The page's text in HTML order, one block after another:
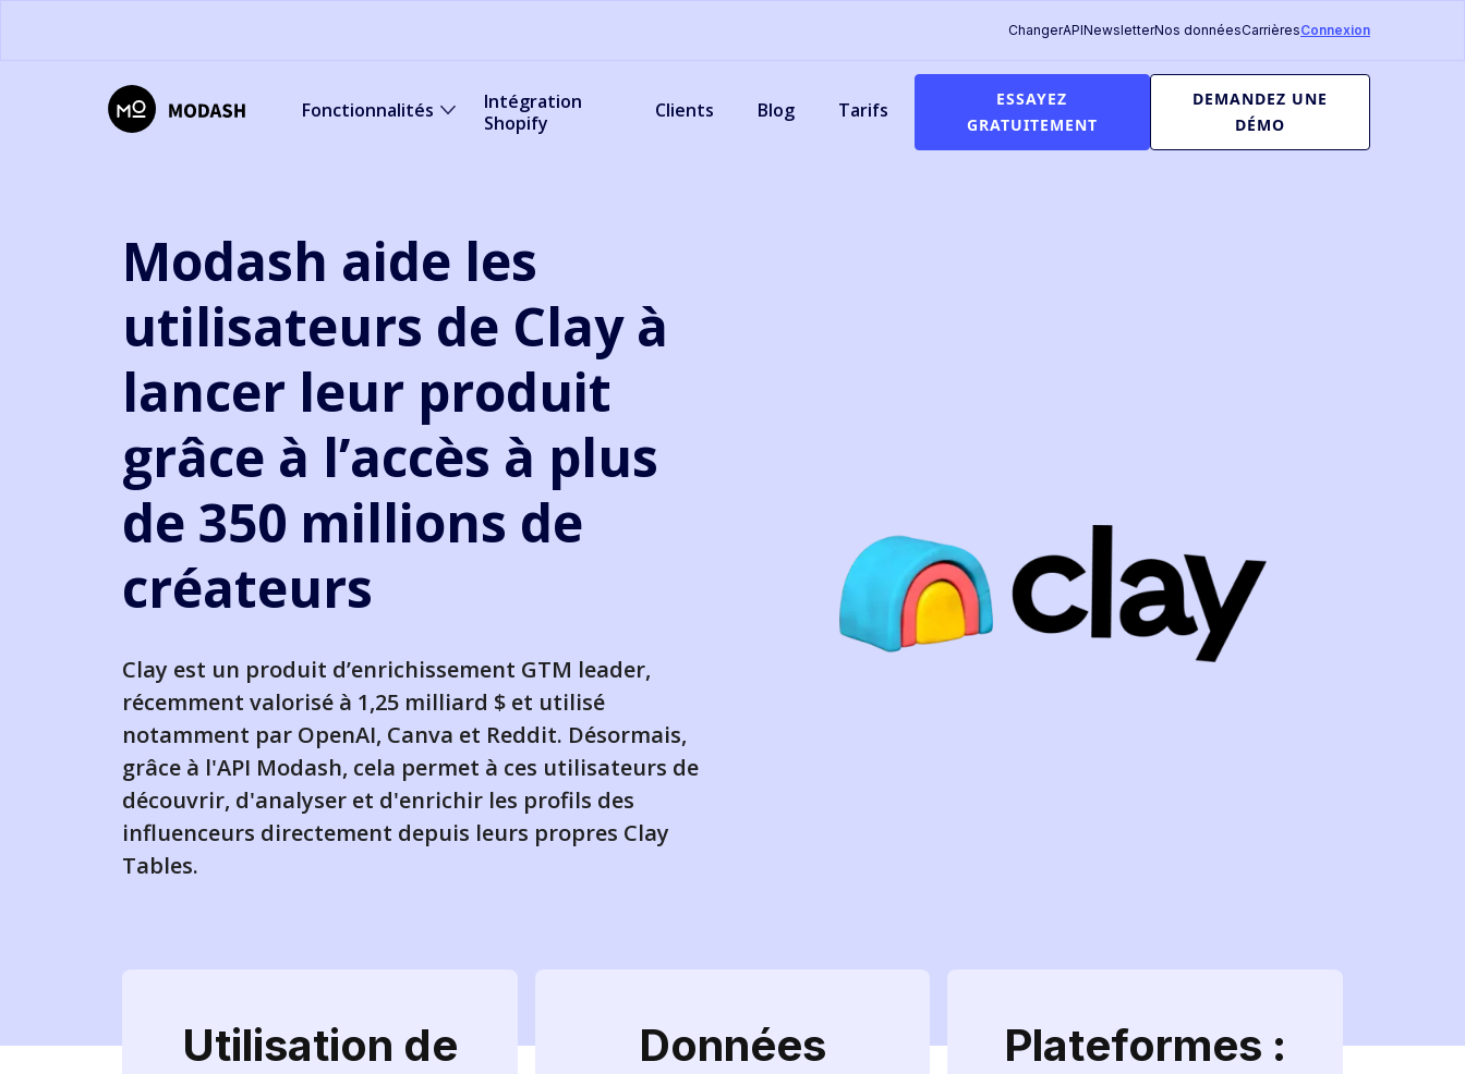
ChangerAPINewsletterNos donnéesCarrièresConnexion
Fonctionnalités
Intégration
Shopify
Clients Blog Tarifs
ESSAYEZ
GRATUITEMENT
DEMANDEZ UNE
DÉMO
Modash aide les
utilisateurs de Clay à
lancer leur produit
grâce à l’accès à plus
de 350 millions de
créateurs
Clay est un produit d’enrichissement GTM leader,
récemment valorisé à 1,25 milliard $ et utilisé
notamment par OpenAI, Canva et Reddit. Désormais,
grâce à l'API Modash, cela permet à ces utilisateurs de
découvrir, d'analyser et d'enrichir les profils des
influenceurs directement depuis leurs propres Clay
Tables.
Utilisation de
Données
Plateformes :